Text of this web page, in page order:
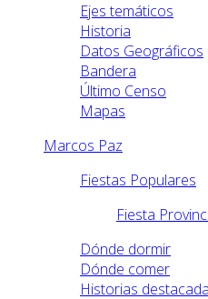
Ejes temáticos
Historia
Datos Geográficos
Bandera
Último Censo
Mapas
Marcos Paz
Fiestas Populares
Fiesta
Dónde dormir
Dónde comer
Historias